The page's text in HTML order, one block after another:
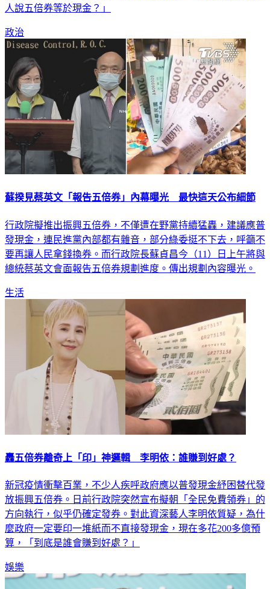
人說五倍券等於現金？」
政治
蘇揆見蔡英文「報告五倍券」內幕曝光 最快這天公布細節
行政院擬推出振興五倍券，不僅遭在野黨持續猛轟，建議應普
發現金，連民進黨內部都有雜音，部分綠委挺不下去，呼籲不
要再讓人民拿錢換券。而行政院長蘇貞昌今（11）日上午將與
總統蔡英文會面報告五倍券規劃進度。傳出規劃內容曝光。
生活
轟五倍券離奇上「印」神邏輯 李明依：誰賺到好處？
新冠疫情衝擊百業，不少人疾呼政府應以普發現金紓困替代發
放振興五倍券。日前行政院突然宣布擬朝「全民免費領券」的
方向執行，似乎仍確定發券。對此資深藝人李明依質疑，為什
麼政府一定要印一堆紙而不直接發現金，現在多花200多億預
算，「到底是誰會賺到好處？」
娛樂